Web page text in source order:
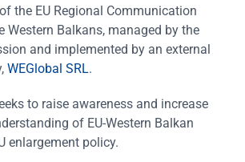
the EU Regional Communication
Western Balkans, managed by the
and implemented by an external
WEGlobal SRL.
to raise awareness and increase
of EU-Western Balkan
enlargement policy.